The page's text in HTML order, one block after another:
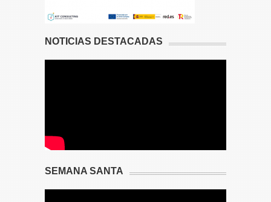
NOTICIAS DESTACADAS
SEMANA SANTA